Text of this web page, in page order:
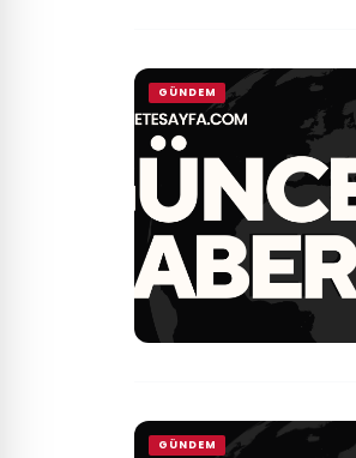
GÜNDEM
GÜNDEM